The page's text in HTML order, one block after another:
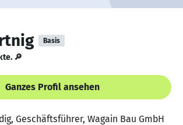
Basis
🔎
Ganzes Profil ansehen
Geschäftsführer, Wagain Bau GmbH